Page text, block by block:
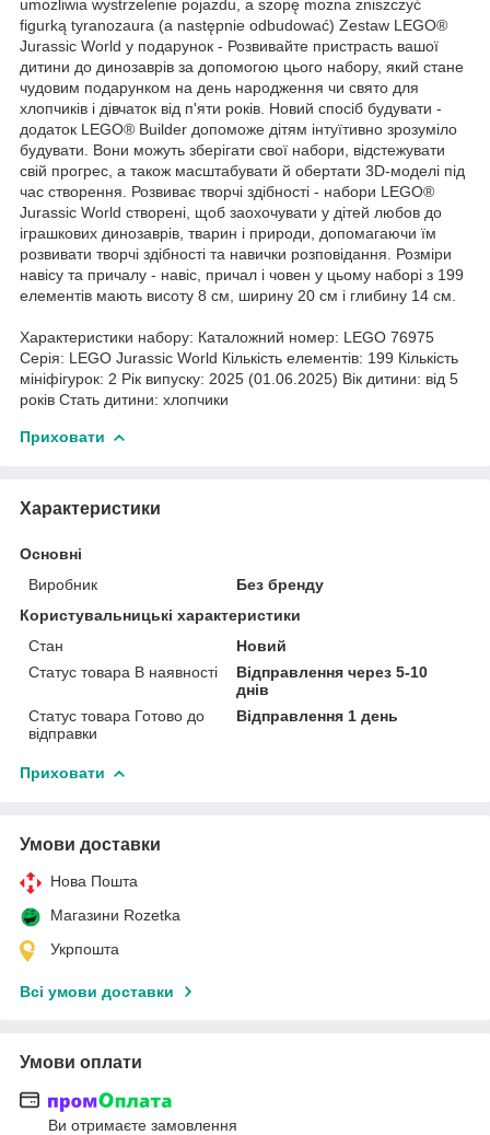
umożliwia wystrzelenie pojazdu, a szopę można zniszczyć
figurką tyranozaura (a następnie odbudować) Zestaw LEGO®
Jurassic World у подарунок - Розвивайте пристрасть вашої
дитини до динозаврів за допомогою цього набору, який стане
чудовим подарунком на день народження чи свято для
хлопчиків і дівчаток від п'яти років. Новий спосіб будувати -
додаток LEGO® Builder допоможе дітям інтуїтивно зрозуміло
будувати. Вони можуть зберігати свої набори, відстежувати
свій прогрес, а також масштабувати й обертати 3D-моделі під
час створення. Розвиває творчі здібності - набори LEGO®
Jurassic World створені, щоб заохочувати у дітей любов до
іграшкових динозаврів, тварин і природи, допомагаючи їм
розвивати творчі здібності та навички розповідання. Розміри
навісу та причалу - навіс, причал і човен у цьому наборі з 199
елементів мають висоту 8 см, ширину 20 см і глибину 14 см.
Характеристики набору: Каталожний номер: LEGO 76975
Серія: LEGO Jurassic World Кількість елементів: 199 Кількість
мініфігурок: 2 Рік випуску: 2025 (01.06.2025) Вік дитини: від 5
років Стать дитини: хлопчики
Приховати
Характеристики
Основні
Виробник
Без бренду
Користувальницькі характеристики
Стан
Новий
Статус товара В наявності
Відправлення через 5-10
днів
Статус товара Готово до
відправки
Відправлення 1 день
Приховати
Умови доставки
Нова Пошта
Магазини Rozetka
Укрпошта
Всі умови доставки
Умови оплати
Ви отримаєте замовлення